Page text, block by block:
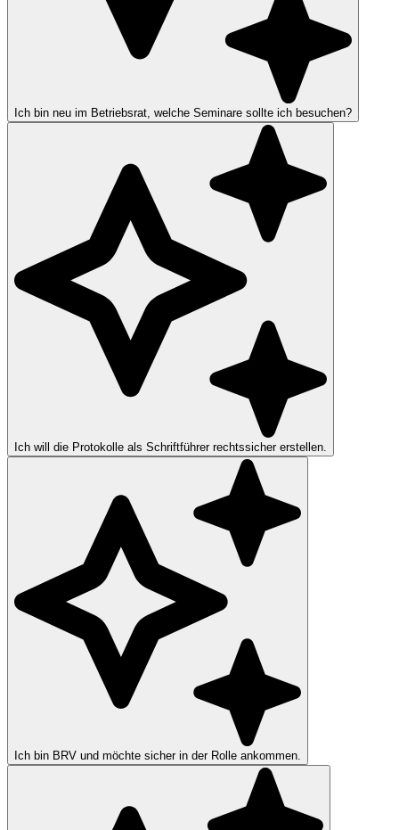
Ich bin neu im Betriebsrat, welche Seminare sollte ich besuchen?
Ich will die Protokolle als Schriftführer rechtssicher erstellen.
Ich bin BRV und möchte sicher in der Rolle ankommen.